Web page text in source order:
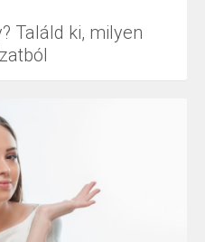
Találd ki, milyen